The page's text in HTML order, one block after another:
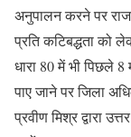
अनुपालन करने पर
प्रति कटिबद्धता को
धारा 80 में भी पिछले
पाए जाने पर जिला
प्रवीण मिश्र द्वारा